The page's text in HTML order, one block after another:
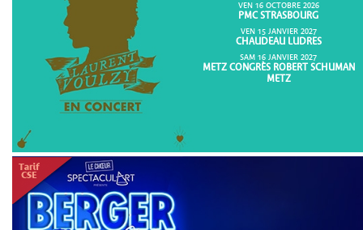
VEN 16 OCTOBRE 2026
PMC STRASBOURG
VEN 15 JANVIER 2027
CHAUDEAU LUDRES
SAM 16 JANVIER 2027
METZ CONGRÈS ROBERT SCHUMAN
METZ